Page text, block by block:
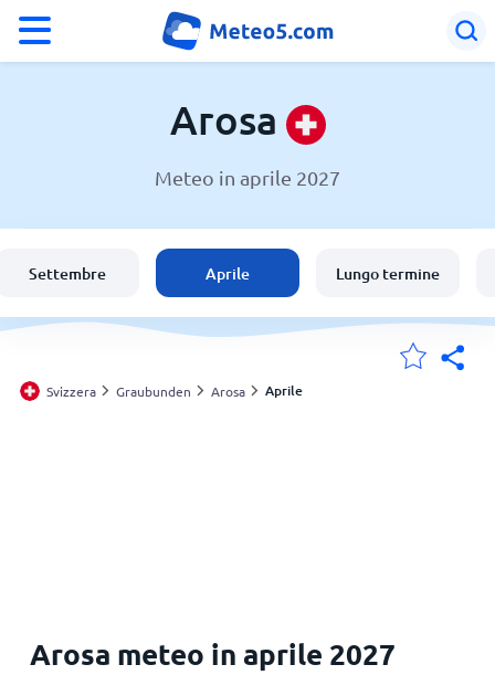
Italia
Le mie località
Arosa
Meteo in aprile 2027
Settembre Aprile Lungo termine
Svizzera Graubunden Arosa Aprile
Arosa meteo in aprile 2027